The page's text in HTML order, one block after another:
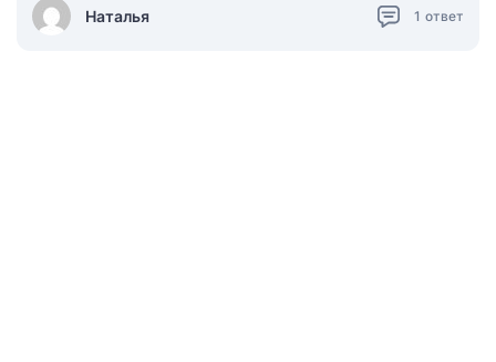
Наталья 1 ответ